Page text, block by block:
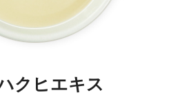
クヒエキス